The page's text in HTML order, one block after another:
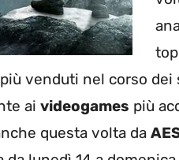
venduti nel corso
ai videogames più
questa volta da